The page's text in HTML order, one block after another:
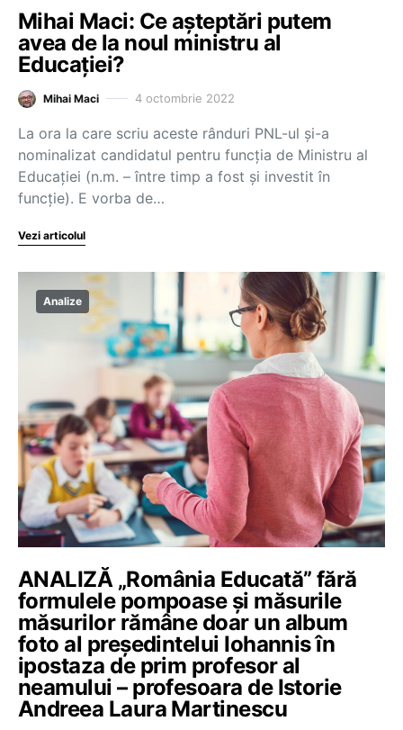
Mihai Maci: Ce așteptări putem
avea de la noul ministru al
Educației?
Mihai Maci 4 octombrie 2022
La ora la care scriu aceste rânduri PNL-ul și-a
nominalizat candidatul pentru funcția de Ministru al
Educației (n.m. – între timp a fost și investit în
funcție). E vorba de…
Vezi articolul
Analize
ANALIZĂ „România Educată” fără
formulele pompoase și măsurile
măsurilor rămâne doar un album
foto al președintelui Iohannis în
ipostaza de prim profesor al
neamului – profesoara de Istorie
Andreea Laura Martinescu